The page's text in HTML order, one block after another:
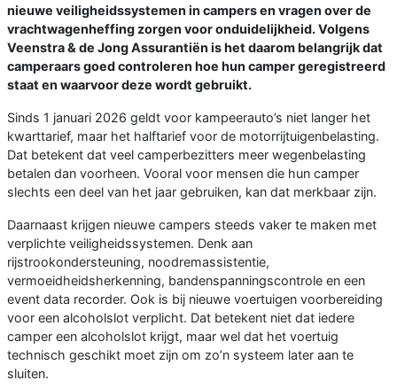
nieuwe veiligheidssystemen in campers en vragen over de
vrachtwagenheffing zorgen voor onduidelijkheid. Volgens
Veenstra & de Jong Assurantiën is het daarom belangrijk dat
camperaars goed controleren hoe hun camper geregistreerd
staat en waarvoor deze wordt gebruikt.
Sinds 1 januari 2026 geldt voor kampeerauto’s niet langer het
kwarttarief, maar het halftarief voor de motorrijtuigenbelasting.
Dat betekent dat veel camperbezitters meer wegenbelasting
betalen dan voorheen. Vooral voor mensen die hun camper
slechts een deel van het jaar gebruiken, kan dat merkbaar zijn.
Daarnaast krijgen nieuwe campers steeds vaker te maken met
verplichte veiligheidssystemen. Denk aan
rijstrookondersteuning, noodremassistentie,
vermoeidheidsherkenning, bandenspanningscontrole en een
event data recorder. Ook is bij nieuwe voertuigen voorbereiding
voor een alcoholslot verplicht. Dat betekent niet dat iedere
camper een alcoholslot krijgt, maar wel dat het voertuig
technisch geschikt moet zijn om zo’n systeem later aan te
sluiten.